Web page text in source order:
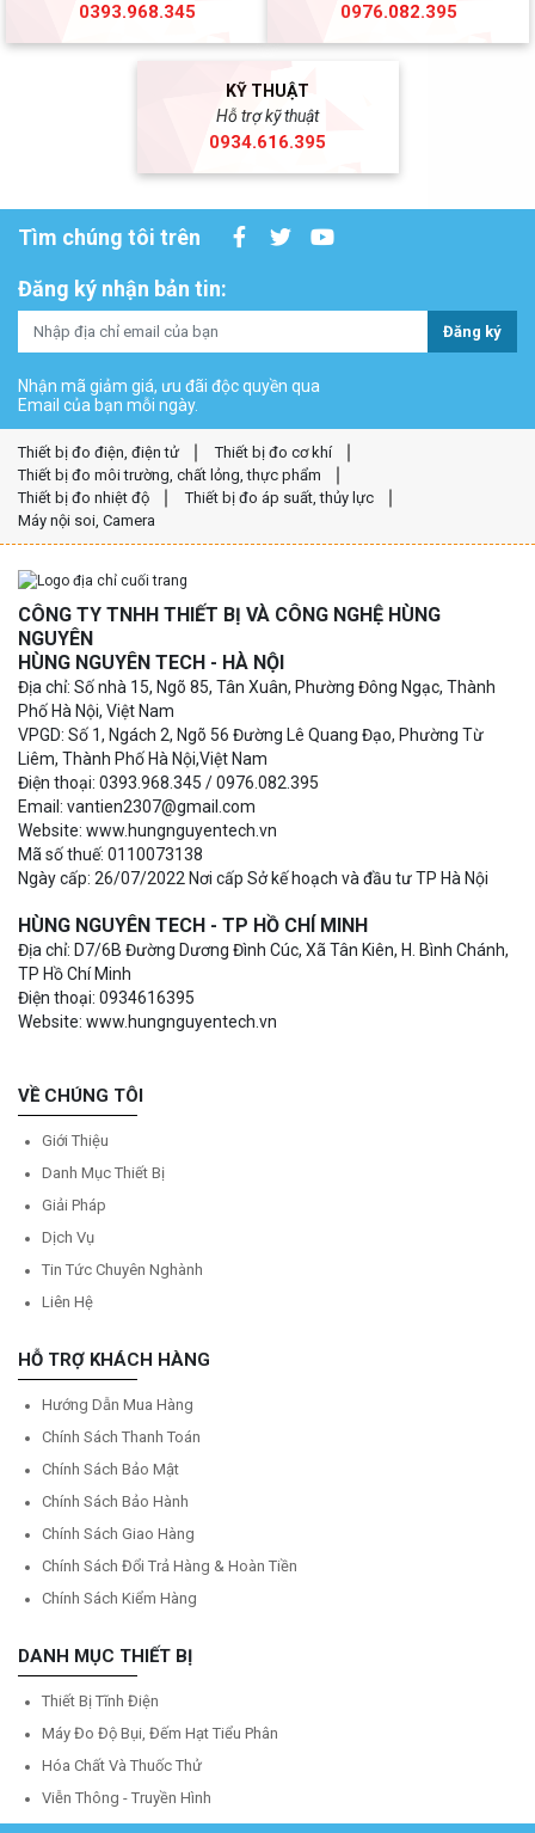
0393.968.345 0976.082.395
KỸ THUẬT
Hỗ trợ kỹ thuật
0934.616.395
Tìm chúng tôi trên
Đăng ký nhận bản tin:
Đăng ký
Nhận mã giảm giá, ưu đãi độc quyền qua
Email của bạn mỗi ngày.
Thiết bị đo điện, điện tử
Thiết bị đo cơ khí
Thiết bị đo môi trường, chất lỏng, thực phẩm
Thiết bị đo nhiệt độ
Thiết bị đo áp suất, thủy lực
Máy nội soi, Camera
CÔNG TY TNHH THIẾT BỊ VÀ CÔNG NGHỆ HÙNG
NGUYÊN
HÙNG NGUYÊN TECH - HÀ NỘI
Địa chỉ: Số nhà 15, Ngõ 85, Tân Xuân, Phường Đông Ngạc, Thành
Phố Hà Nội, Việt Nam
VPGD: Số 1, Ngách 2, Ngõ 56 Đường Lê Quang Đạo, Phường Từ
Liêm, Thành Phố Hà Nội,Việt Nam
Điện thoại: 0393.968.345 / 0976.082.395
Email: vantien2307@gmail.com
Website: www.hungnguyentech.vn
Mã số thuế: 0110073138
Ngày cấp: 26/07/2022 Nơi cấp Sở kế hoạch và đầu tư TP Hà Nội
HÙNG NGUYÊN TECH - TP HỒ CHÍ MINH
Địa chỉ: D7/6B Đường Dương Đình Cúc, Xã Tân Kiên, H. Bình Chánh,
TP Hồ Chí Minh
Điện thoại: 0934616395
Website: www.hungnguyentech.vn
VỀ CHÚNG TÔI
Giới Thiệu
Danh Mục Thiết Bị
Giải Pháp
Dịch Vụ
Tin Tức Chuyên Nghành
Liên Hệ
HỖ TRỢ KHÁCH HÀNG
Hướng Dẫn Mua Hàng
Chính Sách Thanh Toán
Chính Sách Bảo Mật
Chính Sách Bảo Hành
Chính Sách Giao Hàng
Chính Sách Đổi Trả Hàng & Hoàn Tiền
Chính Sách Kiểm Hàng
DANH MỤC THIẾT BỊ
Thiết Bị Tĩnh Điện
Máy Đo Độ Bụi, Đếm Hạt Tiểu Phân
Hóa Chất Và Thuốc Thử
Viễn Thông - Truyền Hình